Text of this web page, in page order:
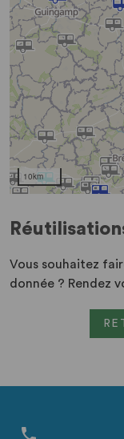
Vous souhaitez
donnée ? Rendez